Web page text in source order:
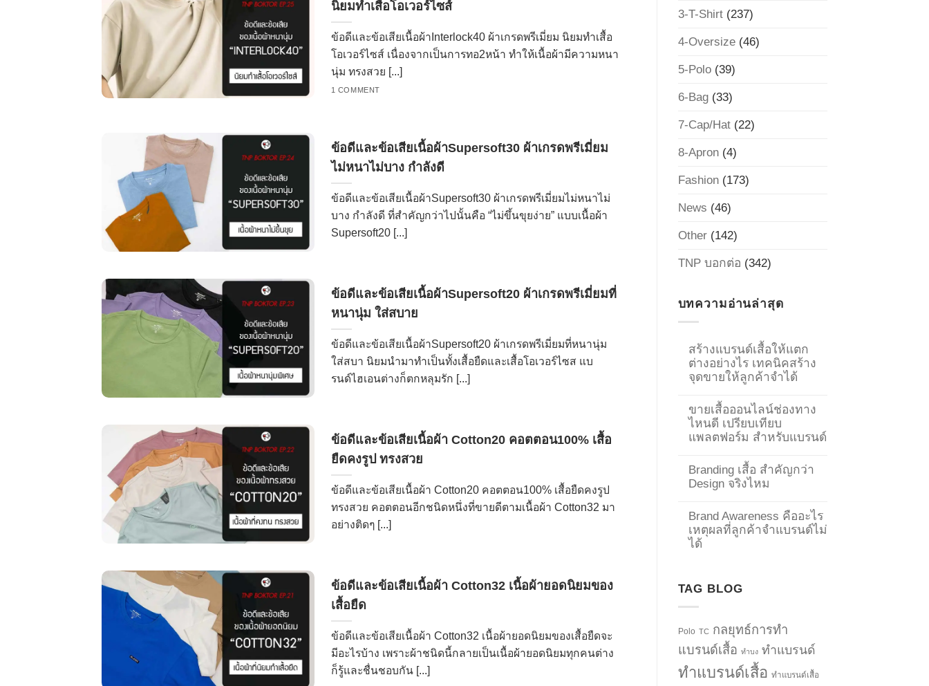
นิยมทำเสื้อโอเวอร์ไซส์
ข้อดีและข้อเสียเนื้อผ้าInterlock40 ผ้าเกรดพรีเมี่ยม นิยมทำเสื้อ
โอเวอร์ไซส์ เนื่องจากเป็นการทอ2หน้า ทำให้เนื้อผ้ามีความหนา
นุ่ม ทรงสวย [...]
1 COMMENT
ข้อดีและข้อเสียเนื้อผ้าSupersoft30 ผ้าเกรดพรีเมี่ยม
ไม่หนาไม่บาง กำลังดี
ข้อดีและข้อเสียเนื้อผ้าSupersoft30 ผ้าเกรดพรีเมี่ยมไม่หนาไม่
บาง กำลังดี ที่สำคัญกว่าไปนั้นคือ “ไม่ขึ้นขุยง่าย” แบบเนื้อผ้า
Supersoft20 [...]
ข้อดีและข้อเสียเนื้อผ้าSupersoft20 ผ้าเกรดพรีเมี่ยมที่
หนานุ่ม ใส่สบาย
ข้อดีและข้อเสียเนื้อผ้าSupersoft20 ผ้าเกรดพรีเมี่ยมที่หนานุ่ม
ใส่สบา นิยมนำมาทำเป็นทั้งเสื้อยืดและเสื้อโอเวอร์ไซส แบ
รนด์ไฮเอนต่างก็ตกหลุมรัก [...]
ข้อดีและข้อเสียเนื้อผ้า Cotton20 คอตตอน100% เสื้อ
ยืดคงรูป ทรงสวย
ข้อดีและข้อเสียเนื้อผ้า Cotton20 คอตตอน100% เสื้อยืดคงรูป
ทรงสวย คอตตอนอีกชนิดหนึ่งที่ขายดีตามเนื้อผ้า Cotton32 มา
อย่างติดๆ [...]
ข้อดีและข้อเสียเนื้อผ้า Cotton32 เนื้อผ้ายอดนิยมของ
เสื้อยืด
ข้อดีและข้อเสียเนื้อผ้า Cotton32 เนื้อผ้ายอดนิยมของเสื้อยืดจะ
มีอะไรบ้าง เพราะผ้าชนิดนี้กลายเป็นเนื้อผ้ายอดนิยมทุกคนต่าง
ก็รู้และชื่นชอบกัน [...]
3-T-Shirt(237)
4-Oversize(46)
5-Polo(39)
6-Bag(33)
7-Cap/Hat(22)
8-Apron(4)
Fashion(173)
News (46)
Other(142)
TNP บอกต่อ (342)
บทความอ่านล่าสุด
สร้างแบรนด์เสื้อให้แตก
ต่างอย่างไร เทคนิคสร้าง
จุดขายให้ลูกค้าจำได้
ขายเสื้อออนไลน์ช่องทาง
ไหนดี เปรียบเทียบ
แพลตฟอร์ม สำหรับแบรนด์
Branding เสื้อ สำคัญกว่า
Design จริงไหม
Brand Awareness คืออะไร
เหตุผลที่ลูกค้าจำแบรนด์ไม่
ได้
TAG BLOG
Polo TC กลยุทธ์การทำ
แบรนด์เสื้อ ทำบง ทำแบรนด์
ทำแบรนด์เสื้อ ทำแบรนด์เสื้อ